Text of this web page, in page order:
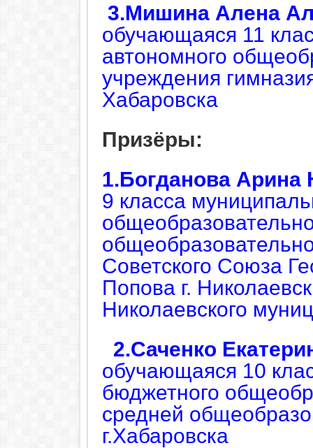
3.Мишина Алена
обучающаяся 11
автономного
учреждения
Хабаровска
Призёры:
1.Богданова Арина
9 класса
Советского Союза
Попова г.
Николаевского
2.Саченко
обучающаяся 10
бюджетного
средней
г.Хабаровска